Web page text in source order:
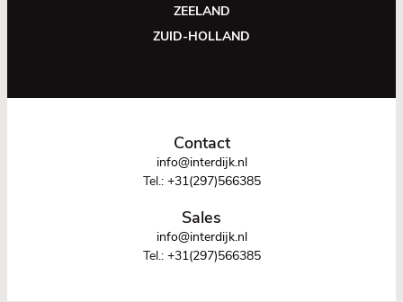
ZEELAND
ZUID-HOLLAND
Contact
info@interdijk.nl
Tel.: +31(297)566385
Sales
info@interdijk.nl
Tel.: +31(297)566385